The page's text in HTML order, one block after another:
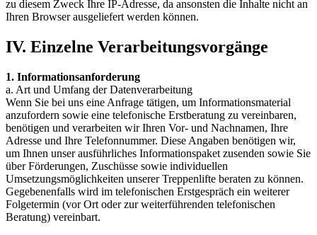
zu diesem Zweck Ihre IP-Adresse, da ansonsten die Inhalte nicht an
Ihren Browser ausgeliefert werden können.
IV. Einzelne Verarbeitungsvorgänge
1. Informationsanforderung
a. Art und Umfang der Datenverarbeitung
Wenn Sie bei uns eine Anfrage tätigen, um Informationsmaterial
anzufordern sowie eine telefonische Erstberatung zu vereinbaren,
benötigen und verarbeiten wir Ihren Vor- und Nachnamen, Ihre
Adresse und Ihre Telefonnummer. Diese Angaben benötigen wir,
um Ihnen unser ausführliches Informationspaket zusenden sowie Sie
über Förderungen, Zuschüsse sowie individuellen
Umsetzungsmöglichkeiten unserer Treppenlifte beraten zu können.
Gegebenenfalls wird im telefonischen Erstgespräch ein weiterer
Folgetermin (vor Ort oder zur weiterführenden telefonischen
Beratung) vereinbart.